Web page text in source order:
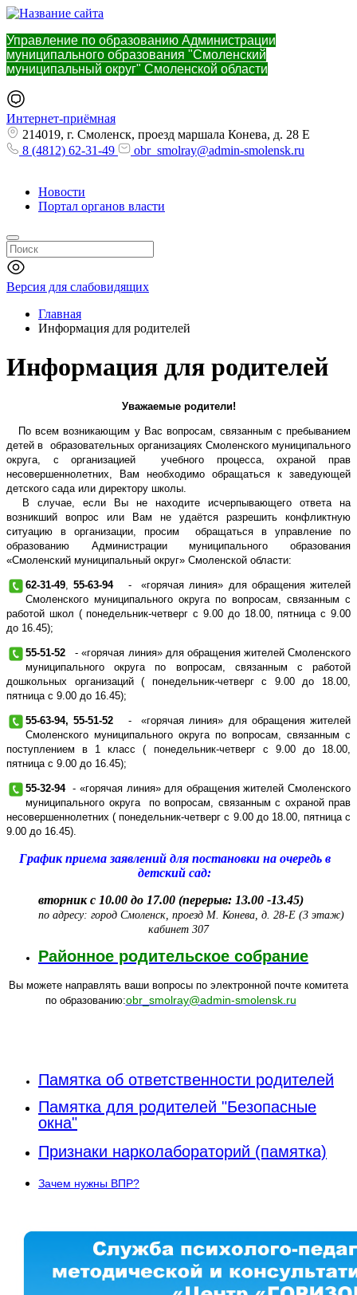
Управление по образованию Администрации
муниципального образования "Смоленский
муниципальный округ" Смоленской области
Интернет-приёмная
214019, г. Смоленск, проезд маршала Конева, д. 28 Е
8 (4812) 62-31-49
obr_smolray@admin-smolensk.ru
Новости
Портал органов власти
Версия для слабовидящих
Главная
Информация для родителей
Информация для родителей
Уважаемые родители!
По всем возникающим у Вас вопросам, связанным с пребыванием
детей в образовательных организациях Смоленского муниципального
округа, с организацией учебного процесса, охраной прав
несовершеннолетних, Вам необходимо обращаться к заведующей
детского сада или директору школы.
В случае, если Вы не находите исчерпывающего ответа на
возникший вопрос или Вам не удаётся разрешить конфликтную
ситуацию в организации, просим обращаться в управление по
образованию Администрации муниципального образования
«Смоленский муниципальный округ» Смоленской области:
62-31-49 ,55-63-94
- «горячая линия» для обращения жителей
Смоленского муниципального округа по вопросам, связанным с
работой школ ( понедельник-четверг с 9.00 до 18.00, пятница с 9.00
до 16.45);
55-51-52
- «горячая линия» для обращения жителей Смоленского
муниципального округа по вопросам, связанным с работой
дошкольных организаций ( понедельник-четверг с 9.00 до 18.00,
пятница с 9.00 до 16.45);
55-63-94, 55-51-52
- «горячая линия» для обращения жителей
Смоленского муниципального округа по вопросам, связанным с
поступлением в 1 класс ( понедельник-четверг с 9.00 до 18.00,
пятница с 9.00 до 16.45);
55-32-94- «горячая линия» для обращения жителей Смоленского
муниципального округа
по вопросам, связанным с охраной прав
несовершеннолетних ( понедельник-четверг с 9.00 до 18.00, пятница с
9.00 до 16.45).
График приема заявлений для постановки на очередь в
детский сад:
вторник с 10.00 до 17.00 (перерыв: 13.00 -13.45)
по адресу: город Смоленск, проезд М. Конева, д. 28-Е (3 этаж)
кабинет 307
Районное родительское собрание
Вы можете направлять ваши вопросы по электронной почте комитета
по образованию:obr_smolray@admin-smolensk.ru
Памятка об ответственности родителей
Памятка для родителей "Безопасные
окна"
Признаки нарколабораторий (памятка)
Зачем нужны ВПР?